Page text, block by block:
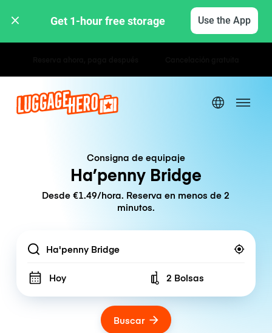
Get 1-hour free storage Use the App
Consigna de equipaje
Ha’penny Bridge
Desde €1.49/hora. Reserva en menos de 2
minutos.
Location
Hoy Number of bags
2 Bolsas
Buscar